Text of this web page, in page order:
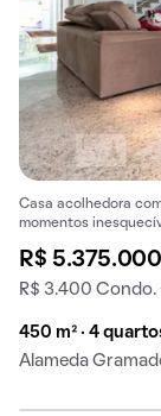
Casa acolhedora
momentos
R$ 5.375.000
R$ 3.400 Condo.
450 m² · 4
Alameda